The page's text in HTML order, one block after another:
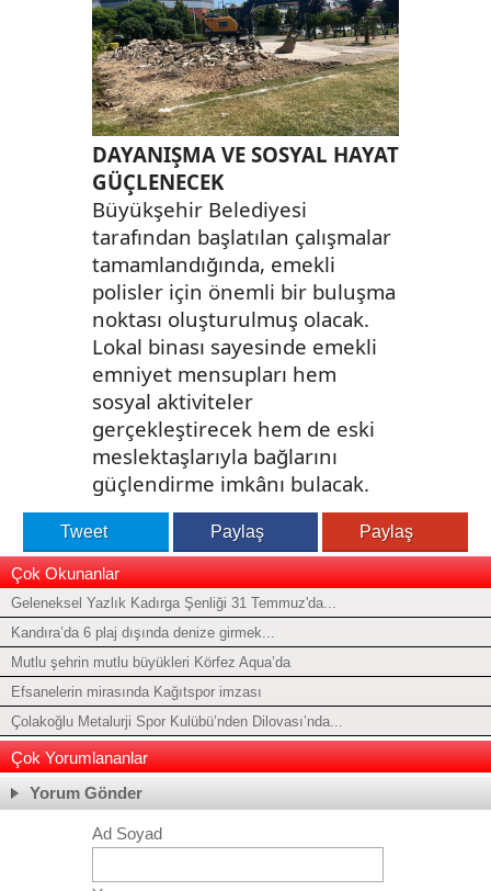
DAYANIŞMA VE SOSYAL HAYAT
GÜÇLENECEK
Büyükşehir Belediyesi
tarafından başlatılan çalışmalar
tamamlandığında, emekli
polisler için önemli bir buluşma
noktası oluşturulmuş olacak.
Lokal binası sayesinde emekli
emniyet mensupları hem
sosyal aktiviteler
gerçekleştirecek hem de eski
meslektaşlarıyla bağlarını
güçlendirme imkânı bulacak.
Tweet Paylaş Paylaş
Çok Okunanlar
Geleneksel Yazlık Kadırga Şenliği 31 Temmuz'da...
Kandıra’da 6 plaj dışında denize girmek...
Mutlu şehrin mutlu büyükleri Körfez Aqua’da
Efsanelerin mirasında Kağıtspor imzası
Çolakoğlu Metalurji Spor Kulübü’nden Dilovası’nda...
Çok Yorumlananlar
Yorum Gönder
Ad Soyad